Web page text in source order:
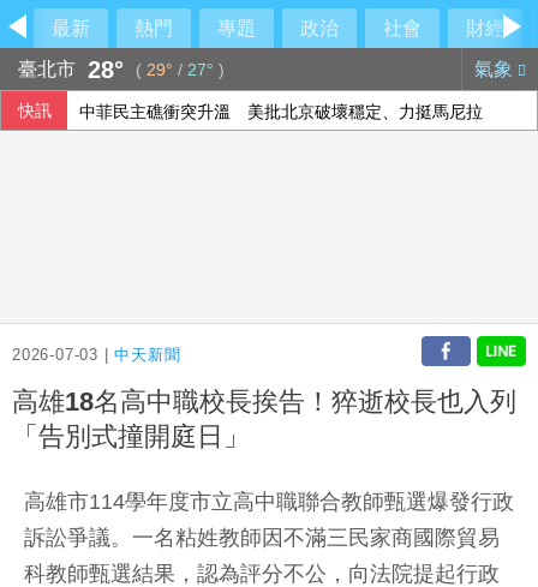
最新 熱門 專題 政治 社會
財經
臺北市 28° ( 29° / 27° ) 氣象
快訊 中菲民主礁衝突升溫 美批北京破壞穩定、力挺馬尼拉
2026-07-03 |中天新聞
高雄18名高中職校長挨告！猝逝校長也入列
「告別式撞開庭日」
高雄市114學年度市立高中職聯合教師甄選爆發行政
訴訟爭議。一名粘姓教師因不滿三民家商國際貿易
科教師甄選結果，認為評分不公，向法院提起行政